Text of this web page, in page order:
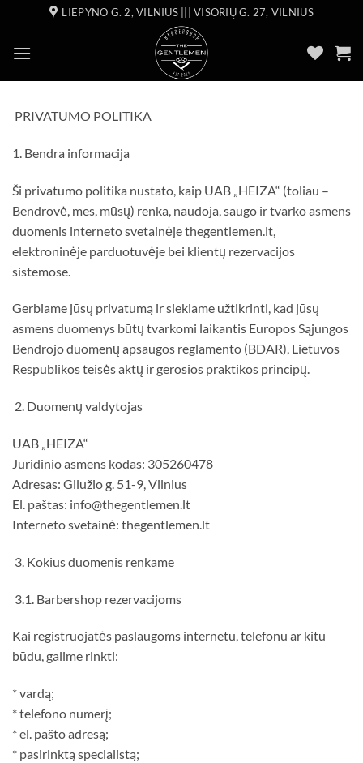
content
LIEPYNO G. 2, VILNIUS ||| VISORIŲ G. 27, VILNIUS
PRIVATUMO POLITIKA
1. Bendra informacija
Ši privatumo politika nustato, kaip UAB „HEIZA“ (toliau –
Bendrovė, mes, mūsų) renka, naudoja, saugo ir tvarko asmens
duomenis interneto svetainėje thegentlemen.lt,
elektroninėje parduotuvėje bei klientų rezervacijos
sistemose.
Gerbiame jūsų privatumą ir siekiame užtikrinti, kad jūsų
asmens duomenys būtų tvarkomi laikantis Europos Sąjungos
Bendrojo duomenų apsaugos reglamento (BDAR), Lietuvos
Respublikos teisės aktų ir gerosios praktikos principų.
2. Duomenų valdytojas
UAB „HEIZA“
Juridinio asmens kodas: 305260478
Adresas: Gilužio g. 51-9, Vilnius
El. paštas: info@thegentlemen.lt
Interneto svetainė: thegentlemen.lt
3. Kokius duomenis renkame
3.1. Barbershop rezervacijoms
Kai registruojatės paslaugoms internetu, telefonu ar kitu
būdu, galime rinkti:
* vardą;
* telefono numerį;
* el. pašto adresą;
* pasirinktą specialistą;